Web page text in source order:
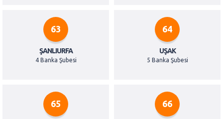
63
ŞANLIURFA
4 Banka Şubesi
64
UŞAK
5 Banka Şubesi
65 66